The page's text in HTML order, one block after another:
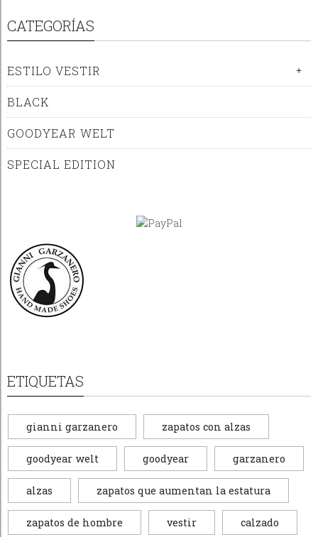
CATEGORÍAS
+
ESTILO VESTIR
BLACK
GOODYEAR WELT
SPECIAL EDITION
ETIQUETAS
gianni garzanero zapatos con alzas
goodyear welt goodyear garzanero
alzas zapatos que aumentan la estatura
zapatos de hombre vestir calzado